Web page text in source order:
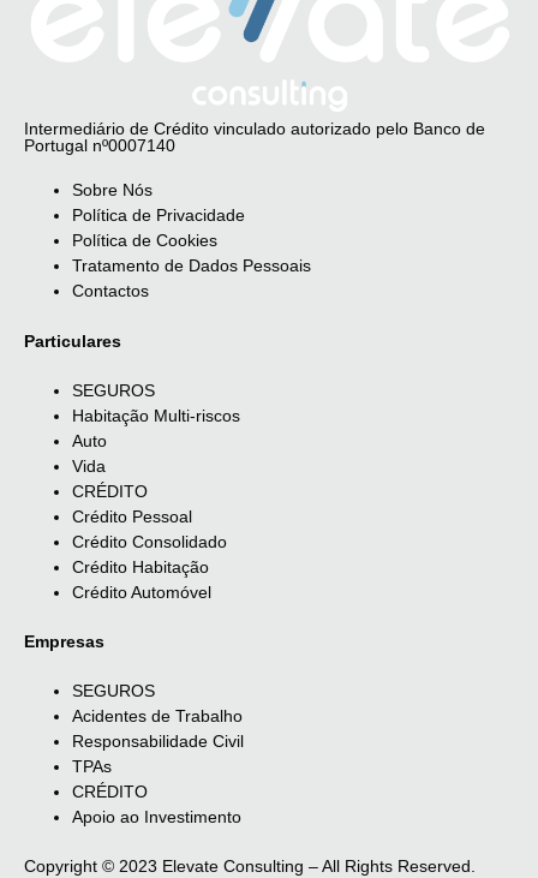
Intermediário de Crédito vinculado autorizado pelo Banco de
Portugal nº0007140
Sobre Nós
Política de Privacidade
Política de Cookies
Tratamento de Dados Pessoais
Contactos
Particulares
SEGUROS
Habitação Multi-riscos
Auto
Vida
CRÉDITO
Crédito Pessoal
Crédito Consolidado
Crédito Habitação
Crédito Automóvel
Empresas
SEGUROS
Acidentes de Trabalho
Responsabilidade Civil
TPAs
CRÉDITO
Apoio ao Investimento
Copyright © 2023 Elevate Consulting – All Rights Reserved.